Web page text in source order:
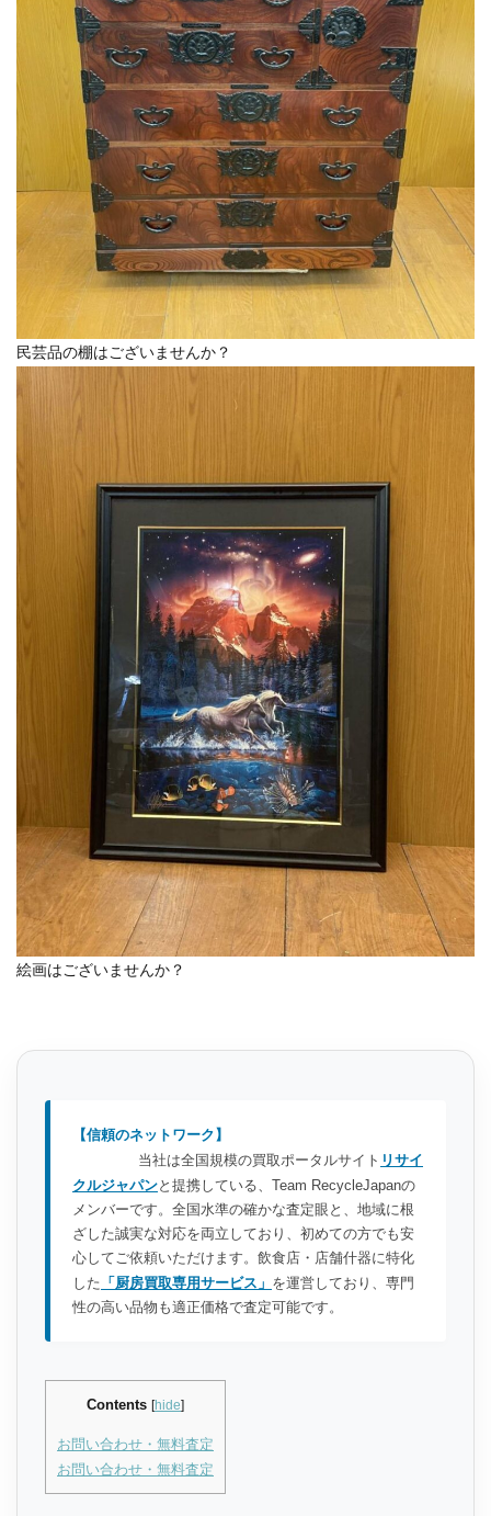
民芸品の棚はございませんか？
絵画はございませんか？
【信頼のネットワーク】
当社は全国規模の買取ポータルサイト リサイ
クルジャパンと提携している、Team RecycleJapanの
メンバーです。全国水準の確かな査定眼と、地域に根
ざした誠実な対応を両立しており、初めての方でも安
心してご依頼いただけます。飲食店・店舗什器に特化
した 「厨房買取専用サービス」 を運営しており、専門
性の高い品物も適正価格で査定可能です。
Contents [hide]
お問い合わせ・無料査定
お問い合わせ・無料査定